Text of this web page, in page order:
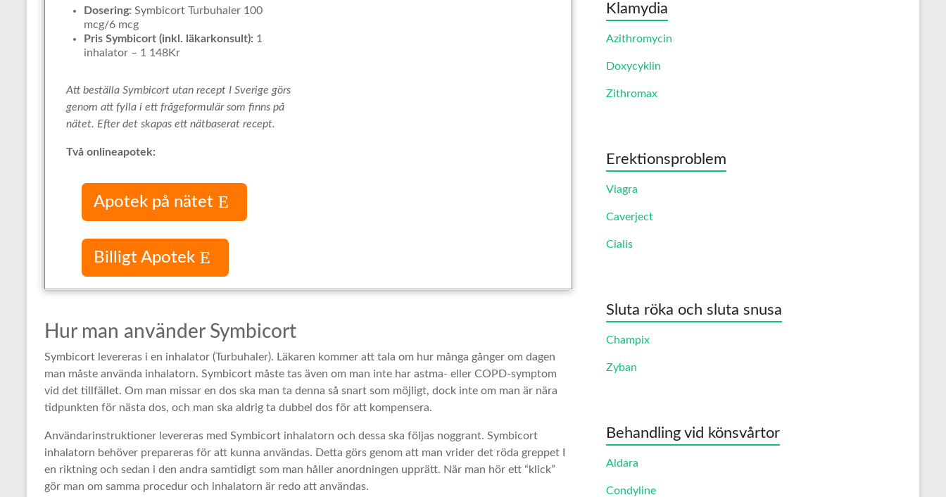
Dosering: Symbicort Turbuhaler 100
mcg/6 mcg
Pris Symbicort (inkl. läkarkonsult): 1
inhalator – 1 148Kr
Att beställa Symbicort utan recept I Sverige görs
genom att fylla i ett frågeformulär som finns på
nätet. Efter det skapas ett nätbaserat recept.
Två onlineapotek:
Apotek på nätet
Billigt Apotek
Hur man använder Symbicort
Symbicort levereras i en inhalator (Turbuhaler). Läkaren kommer att tala om hur många gånger om dagen
man måste använda inhalatorn. Symbicort måste tas även om man inte har astma- eller COPD-symptom
vid det tillfället. Om man missar en dos ska man ta denna så snart som möjligt, dock inte om man är nära
tidpunkten för nästa dos, och man ska aldrig ta dubbel dos för att kompensera.
Användarinstruktioner levereras med Symbicort inhalatorn och dessa ska följas noggrant. Symbicort
inhalatorn behöver prepareras för att kunna användas. Detta görs genom att man vrider det röda greppet I
en riktning och sedan i den andra samtidigt som man håller anordningen upprätt. När man hör ett “klick”
gör man om samma procedur och inhalatorn är redo att användas.
Klamydia
Azithromycin
Doxycyklin
Zithromax
Erektionsproblem
Viagra
Caverject
Cialis
Sluta röka och sluta snusa
Champix
Zyban
Behandling vid könsvårtor
Aldara
Condyline